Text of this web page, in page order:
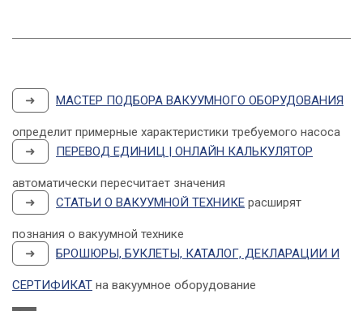
➜ МАСТЕР ПОДБОРА ВАКУУМНОГО ОБОРУДОВАНИЯ
определит примерные характеристики требуемого насоса
➜
ПЕРЕВОД ЕДИНИЦ | ОНЛАЙН КАЛЬКУЛЯТОР
автоматически пересчитает значения
➜
СТАТЬИ О ВАКУУМНОЙ ТЕХНИКЕ расширят
познания о вакуумной технике
➜
БРОШЮРЫ, БУКЛЕТЫ, КАТАЛОГ, ДЕКЛАРАЦИИ И
СЕРТИФИКАТ на вакуумное оборудование